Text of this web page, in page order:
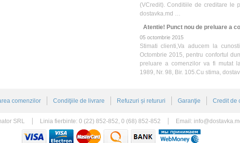
(VCredit). Conditiile de creditare le
dostavka.md …
Atentie! Punct nou de preluare a
05 octombrie 2015
Stimati clienti,Va aducem la
Octombrie 2015, pentru confortul
preluare a comenzilor va fi mutat
1989, Nr. 98, Bir. 105.Cu stima,
comenzilor Condiţiile de livrare Refuzuri și retururi Garanţie Credit de
SRL Linia fierbinte: 0 (22) 852-852, 0 (68) 852-852 Email: